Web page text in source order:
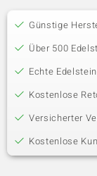
Günstige
Über 500
Echte
Kostenlose
Versicherter
Kostenlose